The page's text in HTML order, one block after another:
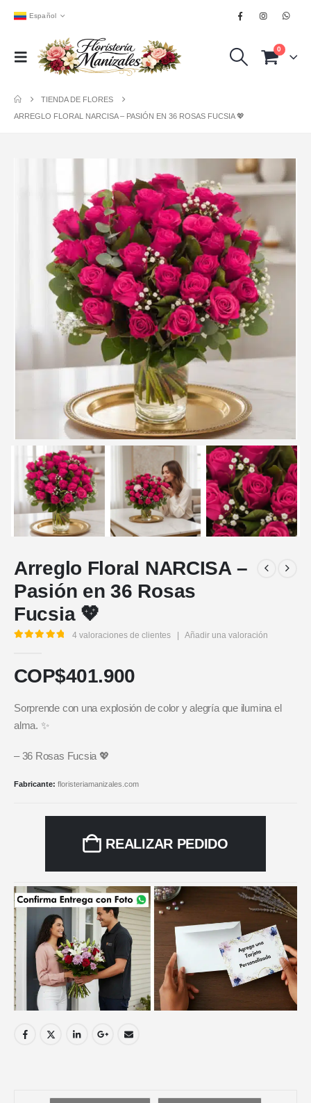
Español
0
TIENDA DE FLORES
ARREGLO FLORAL NARCISA – PASIÓN EN 36 ROSAS FUCSIA 💖
Arreglo Floral NARCISA –
Pasión en 36 Rosas
Fucsia 💖
4 valoraciones de clientes Añadir una valoración
COP$401.900
Sorprende con una explosión de color y alegría que ilumina el
alma. ✨
– 36 Rosas Fucsia 💖
Fabricante: floristeriamanizales.com
REALIZAR PEDIDO